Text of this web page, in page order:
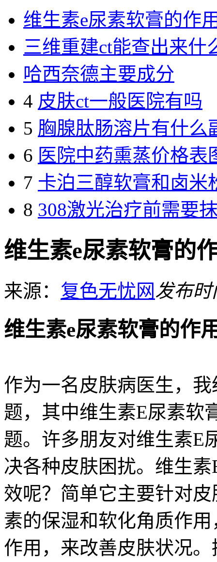
维生素e尿素软膏的作
三维重建ct能查出来什
哈西奈德主要成分
4 皮肤ct一般医院有吗
5 胸腺肽肠溶片有什么
6 医院中药熏蒸价格表
7 卡泊三醇软膏和卤米
8 308激光治疗前需要
维生素e尿素软膏的
来源： 复色无忧网发布时
维生素e尿素软膏的作
作为一名皮肤病医生，
题，其中维生素E尿素软
题。许多朋友对维生素E
决各种皮肤困扰。维生
效呢？简单它主要针对
素的保湿和软化角质作
作用，来改善皮肤状况